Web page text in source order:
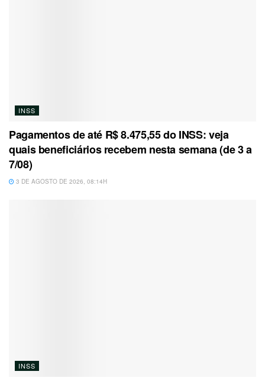
INSS
Pagamentos de até R$ 8.475,55 do INSS: veja
quais beneficiários recebem nesta semana (de 3 a
7/08)
3 DE AGOSTO DE 2026, 08:14H
INSS